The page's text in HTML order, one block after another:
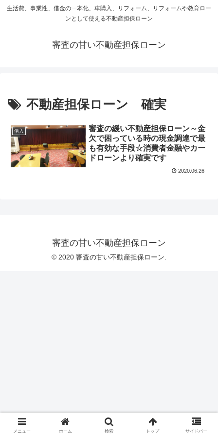
生活費、事業性、借金の一本化、車購入、リフォーム、リフォームや教育ロー
ンとして使える不動産担保ローン
審査の甘い不動産担保ローン
不動産担保ローン 確実
借入
審査の緩い不動産担保ローン～金
欠で困っている時の現金調達で最
も有効な手段☆消費者金融やカー
ドローンより確実です
2020.06.26
審査の甘い不動産担保ローン
© 2020 審査の甘い不動産担保ローン.
メニュー ホーム 検索 トップ サイドバー